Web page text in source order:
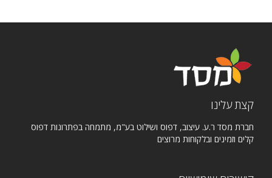
קצת עלינו
חברת מסד ר.ע. עיצוב, דפוס ושילוט בע"מ, מתמחה בפתרונות דפוס
קלים וזמינים ובלקוחות מרוצים